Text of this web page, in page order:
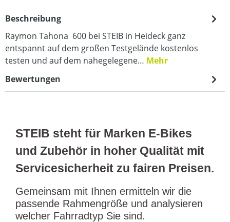
Beschreibung
Raymon Tahona 600 bei STEIB in Heideck ganz
entspannt auf dem großen Testgelände kostenlos
testen und auf dem nahegelegene… Mehr
Bewertungen
STEIB steht für Marken E-Bikes
und Zubehör in hoher Qualität mit
Servicesicherheit zu fairen Preisen.
Gemeinsam mit Ihnen ermitteln wir die
passende Rahmengröße und analysieren
welcher Fahrradtyp Sie sind.